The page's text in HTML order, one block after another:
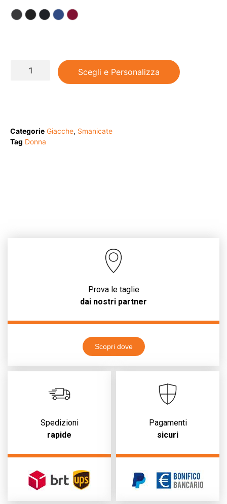
Scegli e Personalizza
Categorie Giacche, Smanicate
Tag Donna
Prova le taglie
dai nostri partner
Scopri dove
Spedizioni
rapide
Pagamenti
sicuri